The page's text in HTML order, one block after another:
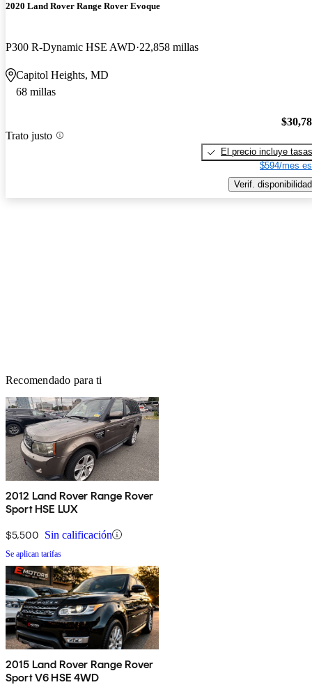
2020 Land Rover Range Rover Evoque
P300 R-Dynamic HSE AWD 22,858 millas
Capitol Heights, MD
68 millas
Trato justo
El precio incluye tasas
$594/mes
Verif. disponibilidad
Recomendado para ti
2012 Land Rover Range Rover
Sport HSE LUX
$5,500 Sin calificación
Se aplican tarifas
2015 Land Rover Range Rover
Sport V6 HSE 4WD